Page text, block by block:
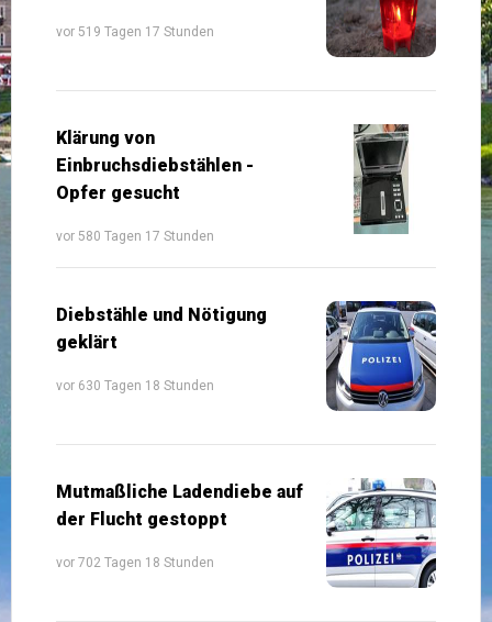
vor 519 Tagen 17 Stunden
Klärung von
Einbruchsdiebstählen -
Opfer gesucht
vor 580 Tagen 17 Stunden
Diebstähle und Nötigung
geklärt
vor 630 Tagen 18 Stunden
Mutmaßliche Ladendiebe auf
der Flucht gestoppt
vor 702 Tagen 18 Stunden